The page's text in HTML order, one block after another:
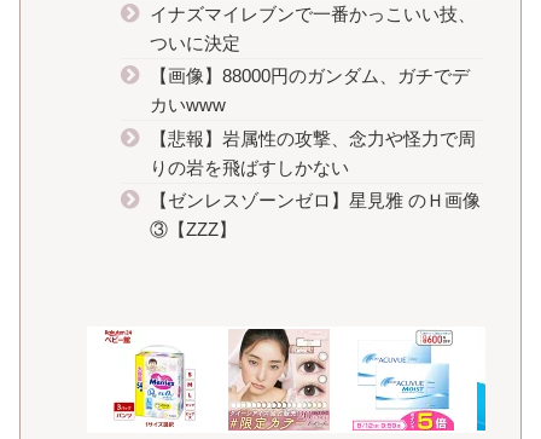
イナズマイレブンで一番かっこいい技、
ついに決定
【画像】88000円のガンダム、ガチでデ
カいwww
【悲報】岩属性の攻撃、念力や怪力で周
りの岩を飛ばすしかない
【ゼンレスゾーンゼロ】星見雅 のＨ画像
③【ZZZ】